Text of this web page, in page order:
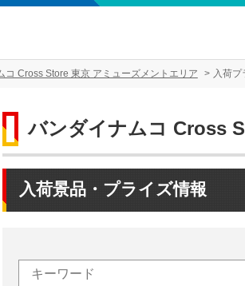
コ Cross Store 東京 アミューズメントエリア 入荷プ
バンダイナムコ Cross
入荷景品・プライズ情報